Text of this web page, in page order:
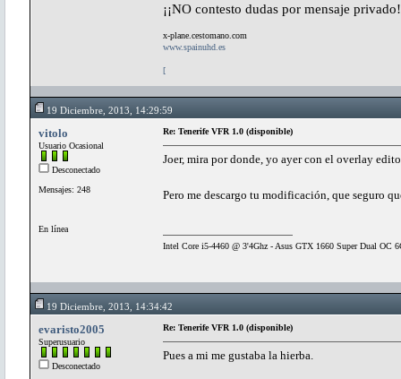
¡¡NO contesto dudas por mensaje
x-plane.cestomano.com
www.spainuhd.es
[
19 Diciembre, 2013, 14:29:59
vitolo
Usuario Ocasional
Desconectado
Mensajes: 248
En línea
Re: Tenerife VFR 1.0 (disponible)
Joer, mira por donde, yo ayer con el overlay
Pero me descargo tu modificación, que seguro
Intel Core i5-4460 @ 3'4Ghz - Asus GTX 1660 Super Dual
19 Diciembre, 2013, 14:34:42
evaristo2005
Superusuario
Desconectado
Re: Tenerife VFR 1.0 (disponible)
Pues a mi me gustaba la hierba.